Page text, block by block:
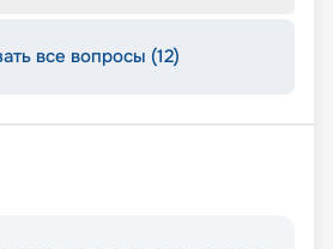
все вопросы (12)